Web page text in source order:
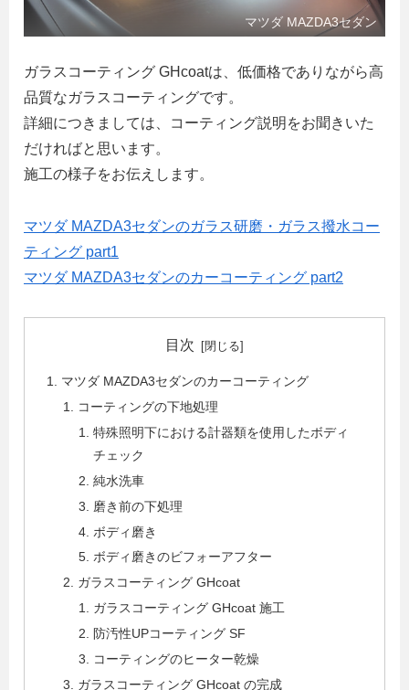
マツダ MAZDA3セダン
ガラスコーティング GHcoatは、低価格でありながら高
品質なガラスコーティングです。
詳細につきましては、コーティング説明をお聞きいた
だければと思います。
施工の様子をお伝えします。
マツダ MAZDA3セダンのガラス研磨・ガラス撥水コー
ティング part1
マツダ MAZDA3セダンのカーコーティング part2
目次
マツダ MAZDA3セダンのカーコーティング
コーティングの下地処理
特殊照明下における計器類を使用したボディ
チェック
純水洗車
磨き前の下処理
ボディ磨き
ボディ磨きのビフォーアフター
ガラスコーティング GHcoat
ガラスコーティング GHcoat 施工
防汚性UPコーティング SF
コーティングのヒーター乾燥
ガラスコーティング GHcoat の完成